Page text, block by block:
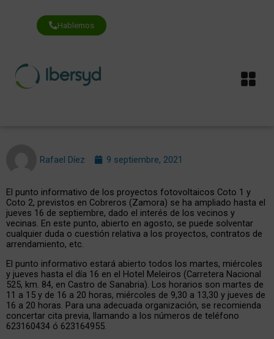
contenido
Hablemos
Rafael Díez 9 septiembre, 2021
El punto informativo de los proyectos fotovoltaicos Coto 1 y
Coto 2, previstos en Cobreros (Zamora) se ha ampliado hasta el
jueves 16 de septiembre, dado el interés de los vecinos y
vecinas. En este punto, abierto en agosto, se puede solventar
cualquier duda o cuestión relativa a los proyectos, contratos de
arrendamiento, etc.
El punto informativo estará abierto todos los martes, miércoles
y jueves hasta el día 16 en el Hotel Meleiros (Carretera Nacional
525, km. 84, en Castro de Sanabria). Los horarios son martes de
11 a 15 y de 16 a 20 horas, miércoles de 9,30 a 13,30 y jueves de
16 a 20 horas. Para una adecuada organización, se recomienda
concertar cita previa, llamando a los números de teléfono
623160434 ó 623164955.